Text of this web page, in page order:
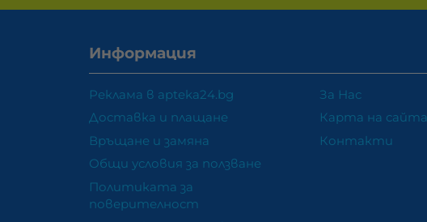
Информация
Реклама в apteka24.bg
Доставка и плащане
Връщане и замяна
Общи условия за ползване
Политиката за
поверителност
За Нас
Карта на сайта
Контакти